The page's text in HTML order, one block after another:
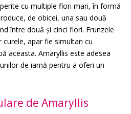
cu multiple flori mari, în formă
de obicei, una sau două
între două și cinci flori. Frunzele
apar fie simultan cu
aceasta. Amaryllis este adesea
de iarnă pentru a oferi un
de Amaryllis